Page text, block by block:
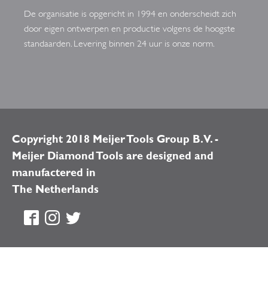
De organisatie is opgericht in 1994 en onderscheidt zich
door eigen ontwerpen en productie volgens de hoogste
standaarden. Levering binnen 24 uur is onze norm.
Copyright 2018 Meijer Tools Group B.V. -
Meijer Diamond Tools are designed and
manufactered in
The Netherlands